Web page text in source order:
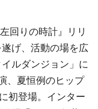
回りの時計』リリ
げ、活動の場を広
ルダンジョン」に
、夏恒例のヒップ
初登場。インター